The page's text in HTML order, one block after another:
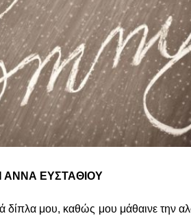
ΑΝΝΑ ΕΥΣΤΑΘΙΟΥ
δίπλα μου, καθώς μου μάθαινε την